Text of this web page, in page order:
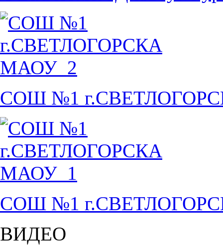
СОШ №1
СОШ №1
ВИДЕО